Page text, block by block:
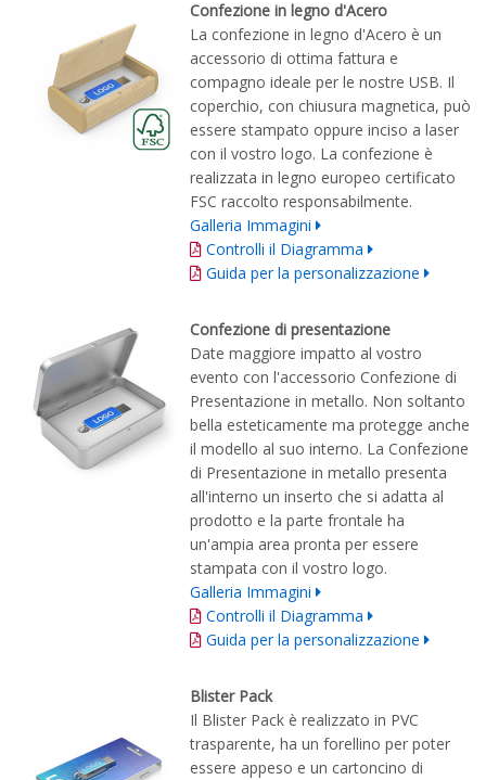
Confezione in legno d'Acero
La confezione in legno d'Acero è un
accessorio di ottima fattura e
compagno ideale per le nostre USB. Il
coperchio, con chiusura magnetica, può
essere stampato oppure inciso a laser
con il vostro logo. La confezione è
realizzata in legno europeo certificato
FSC raccolto responsabilmente.
Galleria Immagini
Controlli il Diagramma
Guida per la personalizzazione
Confezione di presentazione
Date maggiore impatto al vostro
evento con l'accessorio Confezione di
Presentazione in metallo. Non soltanto
bella esteticamente ma protegge anche
il modello al suo interno. La Confezione
di Presentazione in metallo presenta
all'interno un inserto che si adatta al
prodotto e la parte frontale ha
un'ampia area pronta per essere
stampata con il vostro logo.
Galleria Immagini
Controlli il Diagramma
Guida per la personalizzazione
Blister Pack
Il Blister Pack è realizzato in PVC
trasparente, ha un forellino per poter
essere appeso e un cartoncino di